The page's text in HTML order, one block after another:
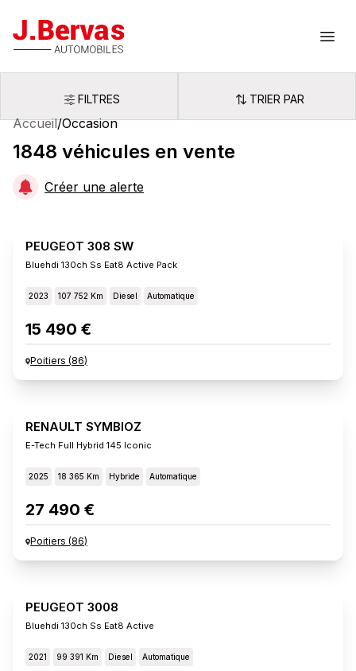
J.Bervas
Filtres
FILTRES Trier par
TRIER PAR
Accueil/Occasion
1848 véhicules en vente
Créer une alerte
PEUGEOT 308 SW
Bluehdi 130ch Ss Eat8 Active Pack
2023 107 752 Km Diesel Automatique
15 490 €
Poitiers (86)
RENAULT SYMBIOZ
E-Tech Full Hybrid 145 Iconic
2025 18 365 Km Hybride Automatique
27 490 €
Poitiers (86)
PEUGEOT 3008
Bluehdi 130ch Ss Eat8 Active
2021 99 391 Km Diesel Automatique